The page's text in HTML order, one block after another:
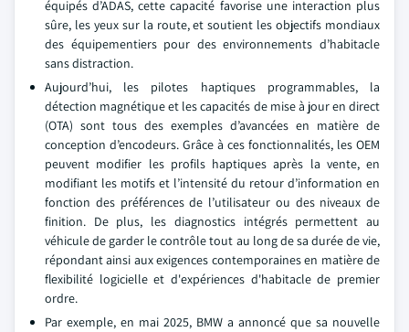
équipés d’ADAS, cette capacité favorise une interaction plus
sûre, les yeux sur la route, et soutient les objectifs mondiaux
des équipementiers pour des environnements d’habitacle
sans distraction.
Aujourd’hui, les pilotes haptiques programmables, la
détection magnétique et les capacités de mise à jour en direct
(OTA) sont tous des exemples d’avancées en matière de
conception d’encodeurs. Grâce à ces fonctionnalités, les OEM
peuvent modifier les profils haptiques après la vente, en
modifiant les motifs et l’intensité du retour d’information en
fonction des préférences de l’utilisateur ou des niveaux de
finition. De plus, les diagnostics intégrés permettent au
véhicule de garder le contrôle tout au long de sa durée de vie,
répondant ainsi aux exigences contemporaines en matière de
flexibilité logicielle et d'expériences d'habitacle de premier
ordre.
Par exemple, en mai 2025, BMW a annoncé que sa nouvelle